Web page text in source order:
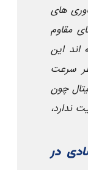
های
مقاوم
اند این
سرعت
چون
ندارد،
در